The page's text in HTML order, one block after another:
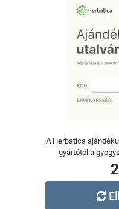
A Herbatica
gyártótól a